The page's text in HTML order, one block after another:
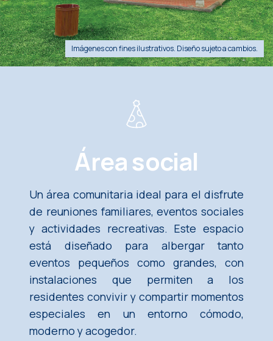
Área social
Un área comunitaria ideal para el disfrute
de reuniones familiares, eventos sociales
y actividades recreativas. Este espacio
está diseñado para albergar tanto
eventos pequeños como grandes, con
instalaciones que permiten a los
residentes convivir y compartir momentos
especiales en un entorno cómodo,
moderno y acogedor.